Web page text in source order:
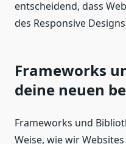
entscheidend, dass
des Responsive
Frameworks
deine neuen
Frameworks und
Weise, wie wir